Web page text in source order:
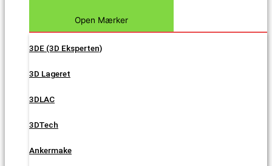
Open Mærker
3DE (3D Eksperten)
3D Lageret
3DLAC
3DTech
Ankermake